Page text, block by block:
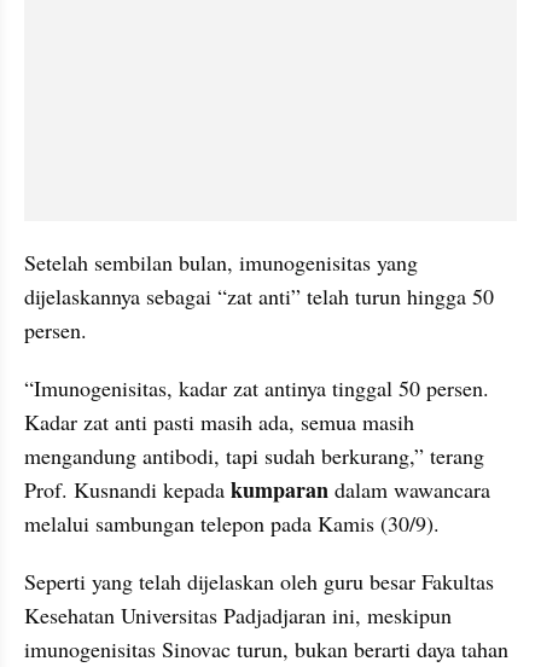
Setelah sembilan bulan, imunogenisitas yang
dijelaskannya sebagai “zat anti” telah turun hingga 50
persen.
“Imunogenisitas, kadar zat antinya tinggal 50 persen.
Kadar zat anti pasti masih ada, semua masih
mengandung antibodi, tapi sudah berkurang,” terang
Prof. Kusnandi kepada kumparan dalam wawancara
melalui sambungan telepon pada Kamis (30/9).
Seperti yang telah dijelaskan oleh guru besar Fakultas
Kesehatan Universitas Padjadjaran ini, meskipun
imunogenisitas Sinovac turun, bukan berarti daya tahan